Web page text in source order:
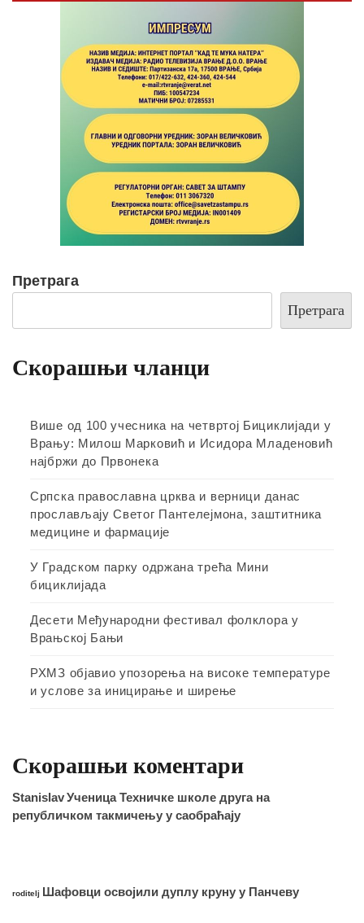
Претрага
Претрага
Скорашњи чланци
Више од 100 учесника на четвртој Бициклијади у
Врању: Милош Марковић и Исидора Младеновић
најбржи до Првонека
Српска православна црква и верници данас
прослављају Светог Пантелејмона, заштитника
медицине и фармације
У Градском парку одржана трећа Мини
бициклијада
Десети Међународни фестивал фолклора у
Врањској Бањи
РХМЗ објавио упозорења на високе температуре
и услове за иницирање и ширење
Скорашњи коментари
StanislavУченица Техничке школе друга на
републичком такмичењу у саобраћају
roditelj Шафовци освојили дуплу круну у Панчеву